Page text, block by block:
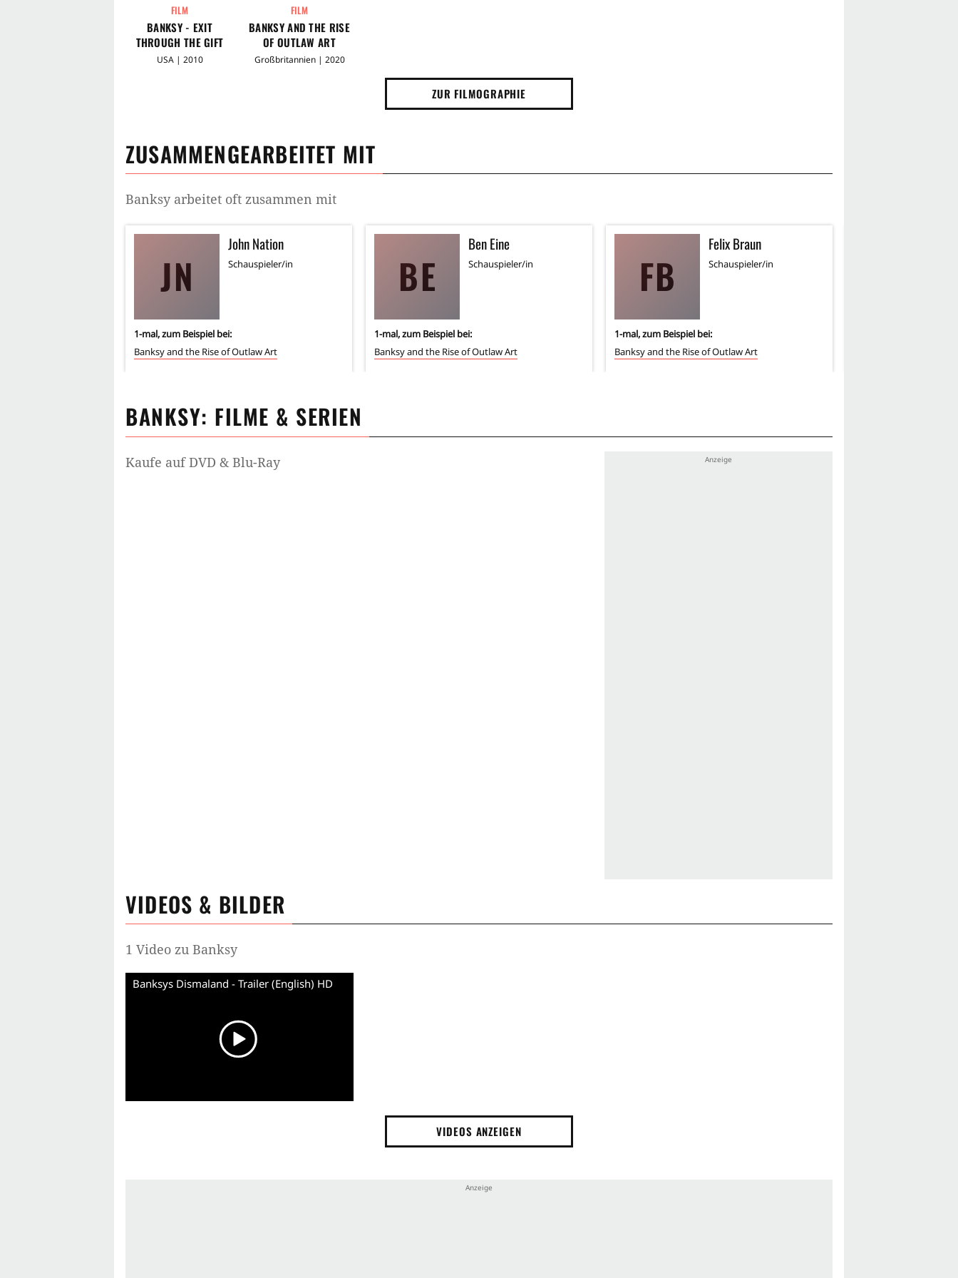
FILM
BANKSY - EXIT
THROUGH THE GIFT
SHOP
USA | 2010
FILM
BANKSY AND THE RISE
OF OUTLAW ART
Großbritannien | 2020
ZUR FILMOGRAPHIE
ZUSAMMENGEARBEITET MIT
Banksy arbeitet oft zusammen mit
JN
John Nation
Schauspieler/in
1-mal, zum Beispiel bei:
Banksy and the Rise of Outlaw Art
BE
Ben Eine
Schauspieler/in
1-mal, zum Beispiel bei:
Banksy and the Rise of Outlaw Art
FB
Felix Braun
Schauspieler/in
1-mal, zum Beispiel bei:
Banksy and the Rise of Outlaw Art
BANKSY: FILME & SERIEN
Kaufe auf DVD & Blu-Ray
VIDEOS & BILDER
1 Video zu Banksy
Banksys Dismaland - Trailer (English) HD
VIDEOS ANZEIGEN